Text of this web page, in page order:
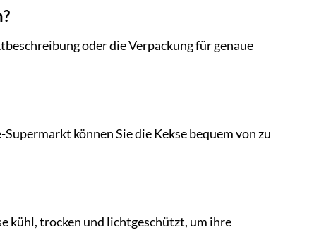
oder die Verpackung für genaue
können Sie die Kekse bequem von zu
kühl, trocken und lichtgeschützt, um ihre